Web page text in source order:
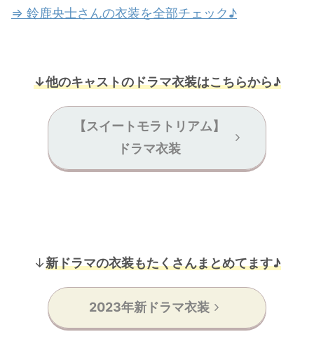
⇒ 鈴鹿央士さんの衣装を全部チェック♪
↓他のキャストのドラマ衣装はこちらから♪
【スイートモラトリアム】
ドラマ衣装
↓新ドラマの衣装もたくさんまとめてます♪
2023年新ドラマ衣装